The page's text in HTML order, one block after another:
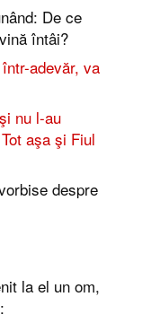
De ce
întâi?
adevăr, va
nu l-au
aşa şi Fiul
despre
la el un om,